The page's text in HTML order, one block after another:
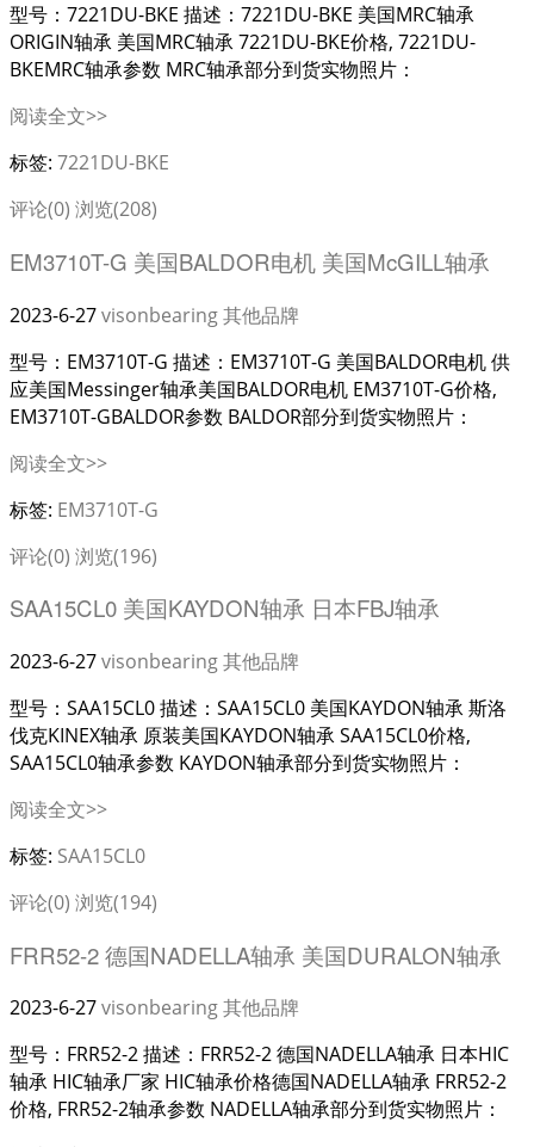
型号：7221DU-BKE 描述：7221DU-BKE 美国MRC轴承
ORIGIN轴承 美国MRC轴承 7221DU-BKE价格, 7221DU-
BKEMRC轴承参数 MRC轴承部分到货实物照片：
阅读全文>>
标签: 7221DU-BKE
评论(0) 浏览(208)
EM3710T-G 美国BALDOR电机 美国McGILL轴承
2023-6-27visonbearing其他品牌
型号：EM3710T-G 描述：EM3710T-G 美国BALDOR电机 供
应美国Messinger轴承美国BALDOR电机 EM3710T-G价格,
EM3710T-GBALDOR参数 BALDOR部分到货实物照片：
阅读全文>>
标签: EM3710T-G
评论(0) 浏览(196)
SAA15CL0 美国KAYDON轴承 日本FBJ轴承
2023-6-27visonbearing其他品牌
型号：SAA15CL0 描述：SAA15CL0 美国KAYDON轴承 斯洛
伐克KINEX轴承 原装美国KAYDON轴承 SAA15CL0价格,
SAA15CL0轴承参数 KAYDON轴承部分到货实物照片：
阅读全文>>
标签: SAA15CL0
评论(0) 浏览(194)
FRR52-2 德国NADELLA轴承 美国DURALON轴承
2023-6-27visonbearing其他品牌
型号：FRR52-2 描述：FRR52-2 德国NADELLA轴承 日本HIC
轴承 HIC轴承厂家 HIC轴承价格德国NADELLA轴承 FRR52-2
价格, FRR52-2轴承参数 NADELLA轴承部分到货实物照片：